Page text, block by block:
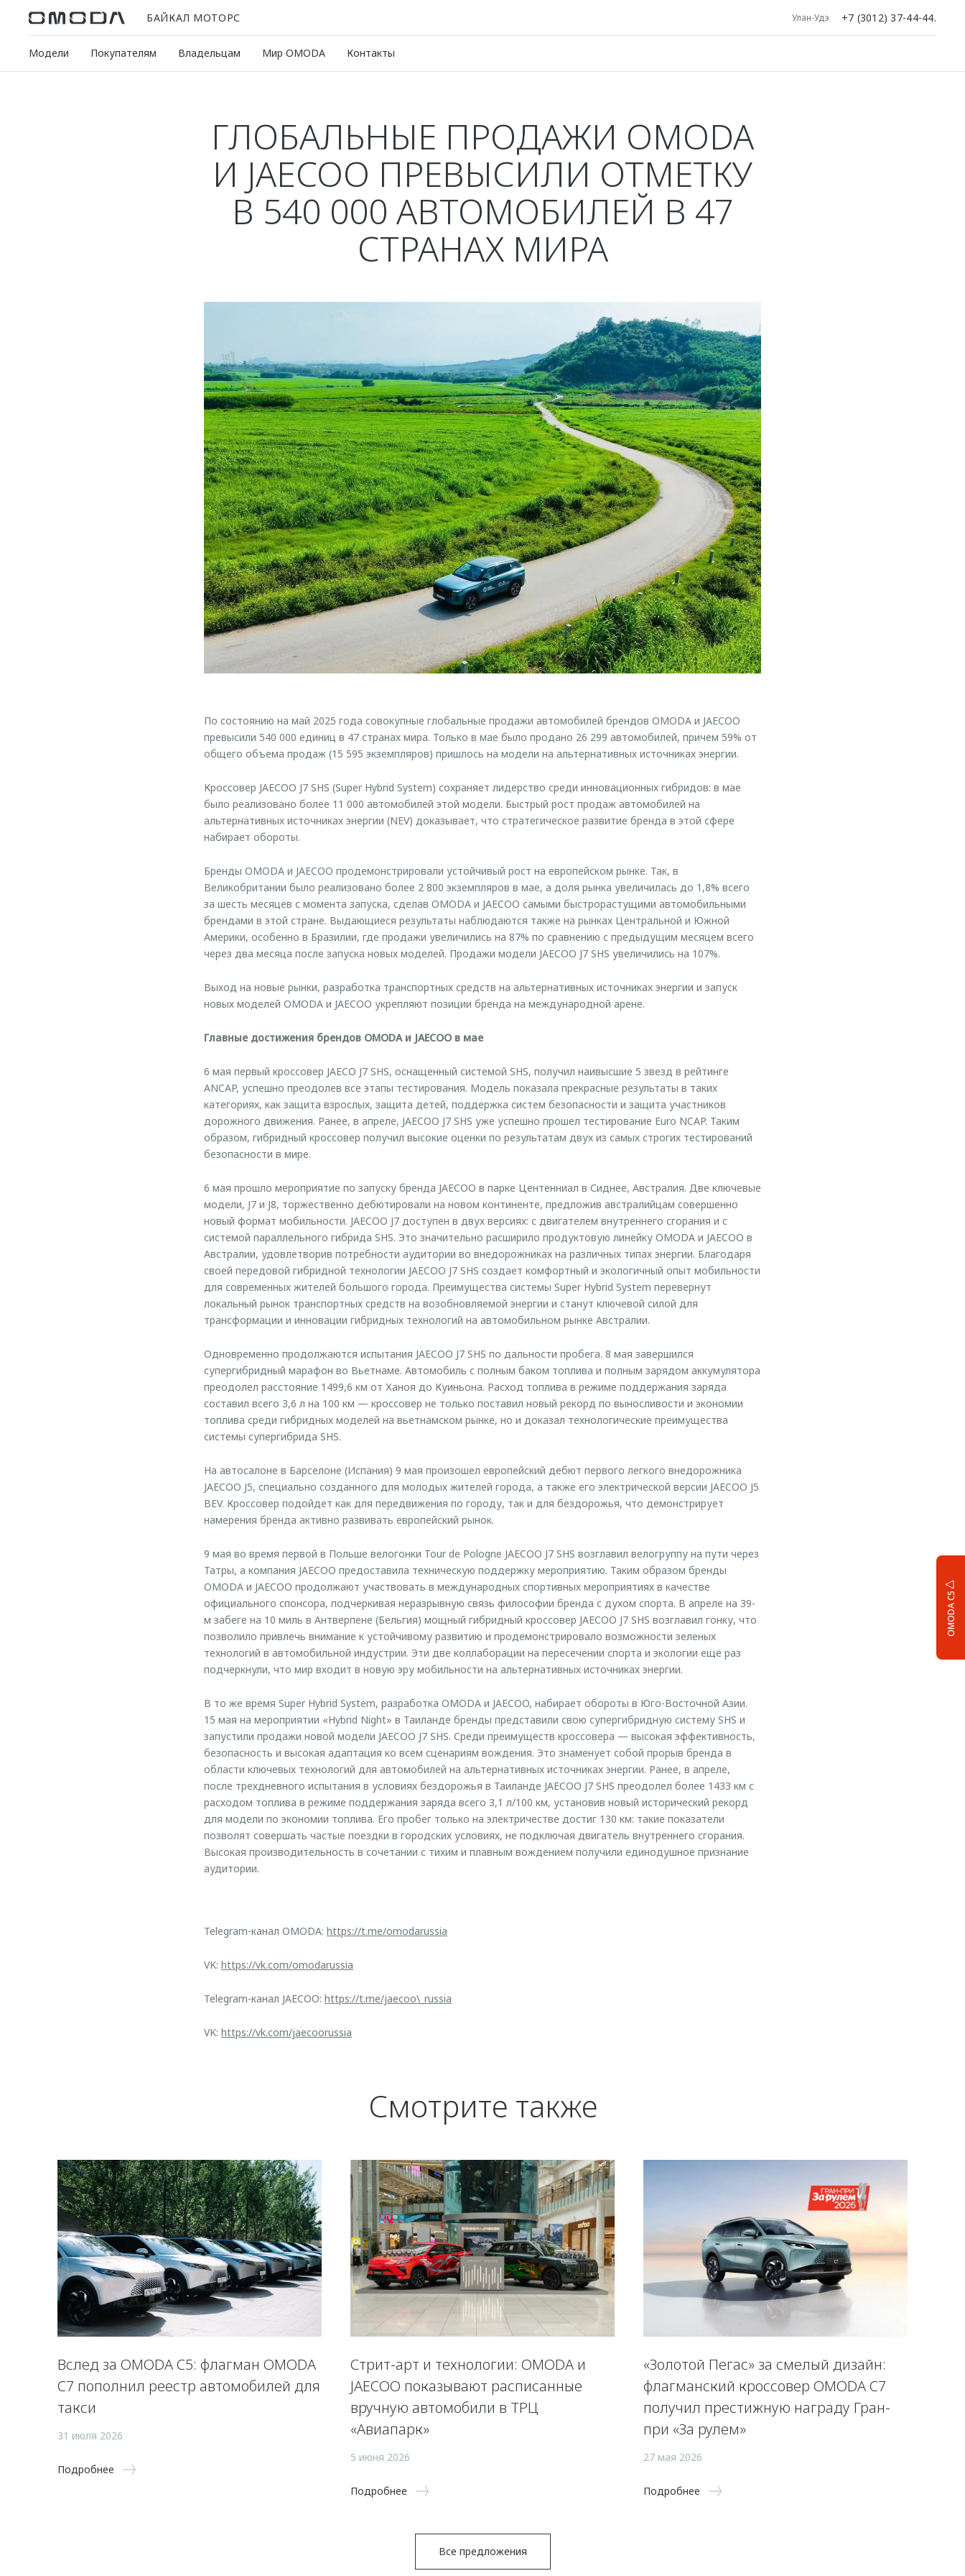
БАЙКАЛ МОТОРС Улан-Удэ +7 (3012) 37-44-44.
Модели Покупателям Владельцам Мир OMODA Контакты
OMODA C5
ГЛОБАЛЬНЫЕ ПРОДАЖИ OMODA
И JAECOO ПРЕВЫСИЛИ ОТМЕТКУ
В 540 000 АВТОМОБИЛЕЙ В 47
СТРАНАХ МИРА
По состоянию на май 2025 года совокупные глобальные продажи автомобилей брендов OMODA и JAECOO
превысили 540 000 единиц в 47 странах мира. Только в мае было продано 26 299 автомобилей, причем 59% от
общего объема продаж (15 595 экземпляров) пришлось на модели на альтернативных источниках энергии.
Кроссовер JAECOO J7 SHS (Super Hybrid System) сохраняет лидерство среди инновационных гибридов: в мае
было реализовано более 11 000 автомобилей этой модели. Быстрый рост продаж автомобилей на
альтернативных источниках энергии (NEV) доказывает, что стратегическое развитие бренда в этой сфере
набирает обороты.
Бренды OMODA и JAECOO продемонстрировали устойчивый рост на европейском рынке. Так, в
Великобритании было реализовано более 2 800 экземпляров в мае, а доля рынка увеличилась до 1,8% всего
за шесть месяцев с момента запуска, сделав OMODA и JAECOO самыми быстрорастущими автомобильными
брендами в этой стране. Выдающиеся результаты наблюдаются также на рынках Центральной и Южной
Америки, особенно в Бразилии, где продажи увеличились на 87% по сравнению с предыдущим месяцем всего
через два месяца после запуска новых моделей. Продажи модели JAECOO J7 SHS увеличились на 107%.
Выход на новые рынки, разработка транспортных средств на альтернативных источниках энергии и запуск
новых моделей OMODA и JAECOO укрепляют позиции бренда на международной арене.
Главные достижения брендов OMODA и JAECOO в мае
6 мая первый кроссовер JAECO J7 SHS, оснащенный системой SHS, получил наивысшие 5 звезд в рейтинге
ANCAP, успешно преодолев все этапы тестирования. Модель показала прекрасные результаты в таких
категориях, как защита взрослых, защита детей, поддержка систем безопасности и защита участников
дорожного движения. Ранее, в апреле, JAECOO J7 SHS уже успешно прошел тестирование Euro NCAP. Таким
образом, гибридный кроссовер получил высокие оценки по результатам двух из самых строгих тестирований
безопасности в мире.
6 мая прошло мероприятие по запуску бренда JAECOO в парке Центенниал в Сиднее, Австралия. Две ключевые
модели, J7 и J8, торжественно дебютировали на новом континенте, предложив австралийцам совершенно
новый формат мобильности. JAECOO J7 доступен в двух версиях: с двигателем внутреннего сгорания и c
системой параллельного гибрида SHS. Это значительно расширило продуктовую линейку OMODA и JAECOO в
Австралии, удовлетворив потребности аудитории во внедорожниках на различных типах энергии. Благодаря
своей передовой гибридной технологии JAECOO J7 SHS создает комфортный и экологичный опыт мобильности
для современных жителей большого города. Преимущества системы Super Hybrid System перевернут
локальный рынок транспортных средств на возобновляемой энергии и станут ключевой силой для
трансформации и инновации гибридных технологий на автомобильном рынке Австралии.
Одновременно продолжаются испытания JAECOO J7 SHS по дальности пробега. 8 мая завершился
супергибридный марафон во Вьетнаме. Автомобиль с полным баком топлива и полным зарядом аккумулятора
преодолел расстояние 1499,6 км от Ханоя до Куиньона. Расход топлива в режиме поддержания заряда
составил всего 3,6 л на 100 км — кроссовер не только поставил новый рекорд по выносливости и экономии
топлива среди гибридных моделей на вьетнамском рынке, но и доказал технологические преимущества
системы супергибрида SHS.
На автосалоне в Барселоне (Испания) 9 мая произошел европейский дебют первого легкого внедорожника
JAECOO J5, специально созданного для молодых жителей города, а также его электрической версии JAECOO J5
BEV. Кроссовер подойдет как для передвижения по городу, так и для бездорожья, что демонстрирует
намерения бренда активно развивать европейский рынок.
9 мая во время первой в Польше велогонки Tour de Pologne JAECOO J7 SHS возглавил велогруппу на пути через
Татры, а компания JAECOO предоставила техническую поддержку мероприятию. Таким образом бренды
OMODA и JAECOO продолжают участвовать в международных спортивных мероприятиях в качестве
официального спонсора, подчеркивая неразрывную связь философии бренда с духом спорта. В апреле на 39-
м забеге на 10 миль в Антверпене (Бельгия) мощный гибридный кроссовер JAECOO J7 SHS возглавил гонку, что
позволило привлечь внимание к устойчивому развитию и продемонстрировало возможности зеленых
технологий в автомобильной индустрии. Эти две коллаборации на пересечении спорта и экологии ещё раз
подчеркнули, что мир входит в новую эру мобильности на альтернативных источниках энергии.
В то же время Super Hybrid System, разработка OMODA и JAECOO, набирает обороты в Юго-Восточной Азии.
15 мая на мероприятии «Hybrid Night» в Таиланде бренды представили свою супергибридную систему SHS и
запустили продажи новой модели JAECOO J7 SHS. Среди преимуществ кроссовера — высокая эффективность,
безопасность и высокая адаптация ко всем сценариям вождения. Это знаменует собой прорыв бренда в
области ключевых технологий для автомобилей на альтернативных источниках энергии. Ранее, в апреле,
после трехдневного испытания в условиях бездорожья в Таиланде JAECOO J7 SHS преодолел более 1433 км с
расходом топлива в режиме поддержания заряда всего 3,1 л/100 км, установив новый исторический рекорд
для модели по экономии топлива. Его пробег только на электричестве достиг 130 км: такие показатели
позволят совершать частые поездки в городских условиях, не подключая двигатель внутреннего сгорания.
Высокая производительность в сочетании с тихим и плавным вождением получили единодушное признание
аудитории.
Telegram-канал OMODA: https://t.me/omodarussia
VK: https://vk.com/omodarussia
Telegram-канал JAECOO: https://t.me/jaecoo\_russia
VK: https://vk.com/jaecoorussia
Смотрите также
Вслед за OMODA C5: флагман OMODA
C7 пополнил реестр автомобилей для
такси
31 июля 2026
Подробнее
Стрит-арт и технологии: OMODA и
JAECOO показывают расписанные
вручную автомобили в ТРЦ
«Авиапарк»
5 июня 2026
Подробнее
«Золотой Пегас» за смелый дизайн:
флагманский кроссовер OMODA C7
получил престижную награду Гран-
при «За рулем»
27 мая 2026
Подробнее
Все предложения